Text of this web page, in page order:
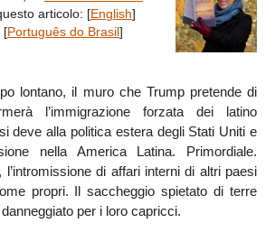
articolo: [English]
[Português do Brasil]
lontano, il muro che Trump pretende di
l’immigrazione forzata dei latino
deve alla politica estera degli Stati Uniti e
nella America Latina. Primordiale.
l’intromissione di affari interni di altri paesi
propri. Il saccheggio spietato di terre
per i loro capricci.